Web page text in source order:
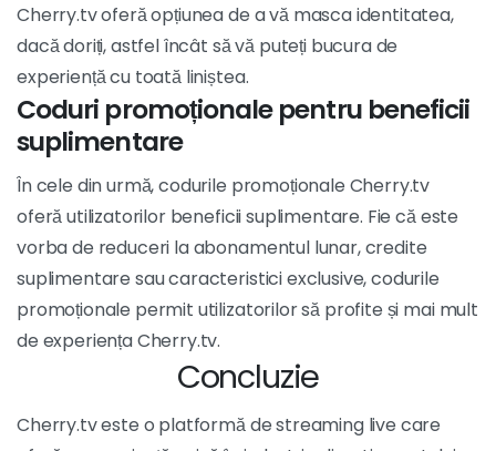
Cherry.tv oferă opțiunea de a vă masca identitatea,
dacă doriți, astfel încât să vă puteți bucura de
experiență cu toată liniștea.
Coduri promoționale pentru beneficii
suplimentare
În cele din urmă, codurile promoționale Cherry.tv
oferă utilizatorilor beneficii suplimentare. Fie că este
vorba de reduceri la abonamentul lunar, credite
suplimentare sau caracteristici exclusive, codurile
promoționale permit utilizatorilor să profite și mai mult
de experiența Cherry.tv.
Concluzie
Cherry.tv este o platformă de streaming live care